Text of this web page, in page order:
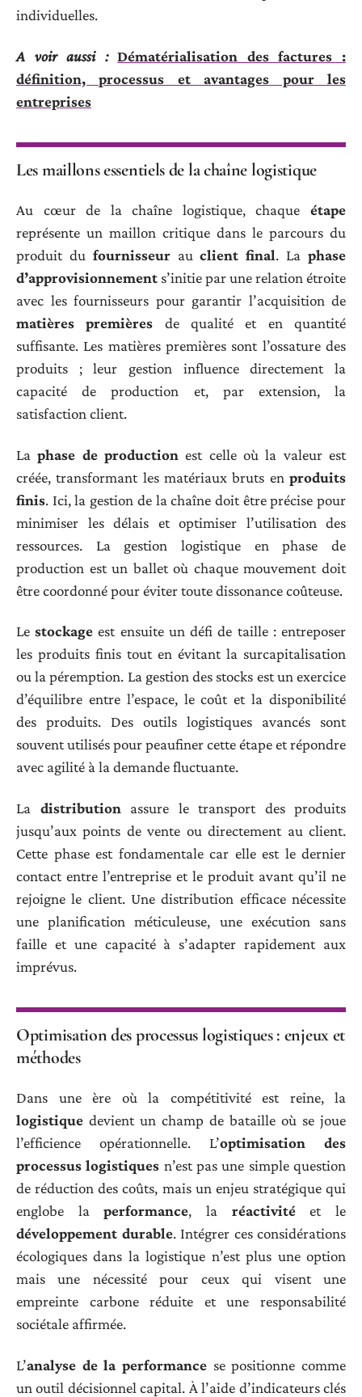
individuelles.
A voir aussi : Dématérialisation des factures :
définition, processus et avantages pour les
entreprises
Les maillons essentiels de la chaîne logistique
Au cœur de la chaîne logistique, chaque étape
représente un maillon critique dans le parcours du
produit du fournisseurauclient final. Laphase
d’approvisionnement s’initie par une relation étroite
avec les fournisseurs pour garantir l’acquisition de
matières premières de qualité et en quantité
suffisante. Les matières premières sont l’ossature des
produits ; leur gestion influence directement la
capacité de production et, par extension, la
satisfaction client.
Laphase de production est celle où la valeur est
créée, transformant les matériaux bruts en produits
finis. Ici, la gestion de la chaîne doit être précise pour
minimiser les délais et optimiser l’utilisation des
ressources. La gestion logistique en phase de
production est un ballet où chaque mouvement doit
être coordonné pour éviter toute dissonance coûteuse.
Lestockage est ensuite un défi de taille : entreposer
les produits finis tout en évitant la surcapitalisation
ou la péremption. La gestion des stocks est un exercice
d’équilibre entre l’espace, le coût et la disponibilité
des produits. Des outils logistiques avancés sont
souvent utilisés pour peaufiner cette étape et répondre
avec agilité à la demande fluctuante.
La distribution assure le transport des produits
jusqu’aux points de vente ou directement au client.
Cette phase est fondamentale car elle est le dernier
contact entre l’entreprise et le produit avant qu’il ne
rejoigne le client. Une distribution efficace nécessite
une planification méticuleuse, une exécution sans
faille et une capacité à s’adapter rapidement aux
imprévus.
Optimisation des processus logistiques : enjeux et
méthodes
Dans une ère où la compétitivité est reine, la
logistique devient un champ de bataille où se joue
l’efficience opérationnelle. L’optimisation des
processus logistiques n’est pas une simple question
de réduction des coûts, mais un enjeu stratégique qui
englobe laperformance, la réactivitéet le
développement durable. Intégrer ces considérations
écologiques dans la logistique n’est plus une option
mais une nécessité pour ceux qui visent une
empreinte carbone réduite et une responsabilité
sociétale affirmée.
L’analyse de la performance se positionne comme
un outil décisionnel capital. À l’aide d’indicateurs clés